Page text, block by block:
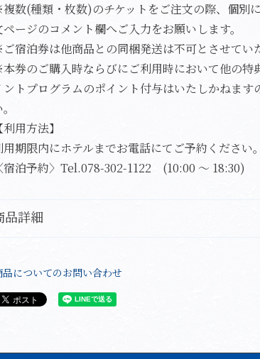
数(種類・枚数)のチケットをご注文の際、個別
ページのコメント欄へご入力をお願いします。
宿泊券は他商品との同梱発送は不可とさせてい
券のご購入時ならびにご利用時において他の特
ントプログラムのポイント付与はいたしかねます
【利用方法】
用期限内にホテルまでお電話にてご予約ください。
宿泊予約〉Tel.078-302-1122 (10:00 ～ 18:30)
品詳細
品についてのお問い合わせ